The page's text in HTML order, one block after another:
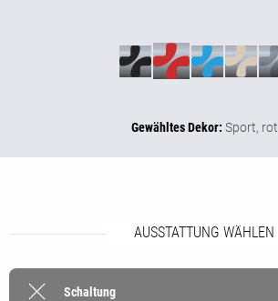
Gewähltes Dekor: Sport, rot
AUSSTATTUNG WÄHLEN
Schaltung